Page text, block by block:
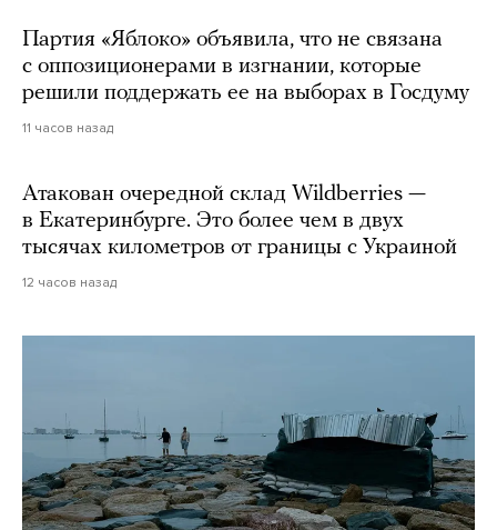
Партия «Яблоко» объявила, что не связана
с оппозиционерами в изгнании, которые
решили поддержать ее на выборах в Госдуму
11 часов назад
Атакован очередной склад Wildberries —
в Екатеринбурге. Это более чем в двух
тысячах километров от границы с Украиной
12 часов назад